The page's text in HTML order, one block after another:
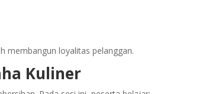
membangun loyalitas pelanggan.
Kuliner